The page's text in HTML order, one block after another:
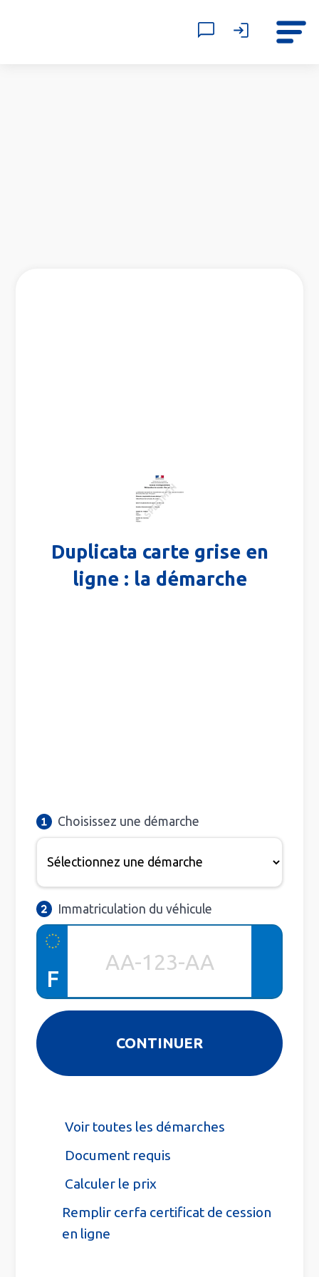
Duplicata carte grise en
ligne : la démarche
Choisissez une démarche
Immatriculation du véhicule
F
Voir toutes les démarches
Document requis
Calculer le prix
Remplir cerfa certificat de cession
en ligne